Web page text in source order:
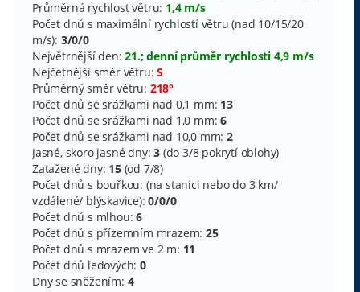
Průměrná rychlost větru: 1,4 m/s
Počet dnů s maximální rychlostí větru (nad 10/15/20
m/s): 3/0/0
Největrnější den:21.; denní průměr rychlosti 4,9 m/s
Nejčetnější směr větru:S
Průměrný směr větru: 218°
Počet dnů se srážkami nad 0,1 mm: 13
Počet dnů se srážkami nad 1,0 mm:6
Počet dnů se srážkami nad 10,0 mm: 2
Jasné, skoro jasné dny:3 (do 3/8 pokrytí oblohy)
Zatažené dny: 15(od 7/8)
Počet dnů s bouřkou: (na stanici nebo do 3 km/
vzdálené/ blýskavice):0/0/0
Počet dnů s mlhou:6
Počet dnů s přízemním mrazem: 25
Počet dnů s mrazem ve 2 m: 11
Počet dnů ledových: 0
Dny se sněžením: 4